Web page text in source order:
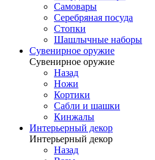
Самовары
Серебряная посуда
Стопки
Шашлычные наборы
Сувенирное оружие
Сувенирное оружие
Назад
Ножи
Кортики
Сабли и шашки
Кинжалы
Интерьерный декор
Интерьерный декор
Назад